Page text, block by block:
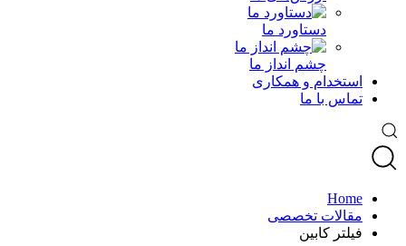
دستاورد ما
چشم انداز ما
استخدام و همکاری
تماس با ما
Home
مقالات تخصصی
فیلتر کابین